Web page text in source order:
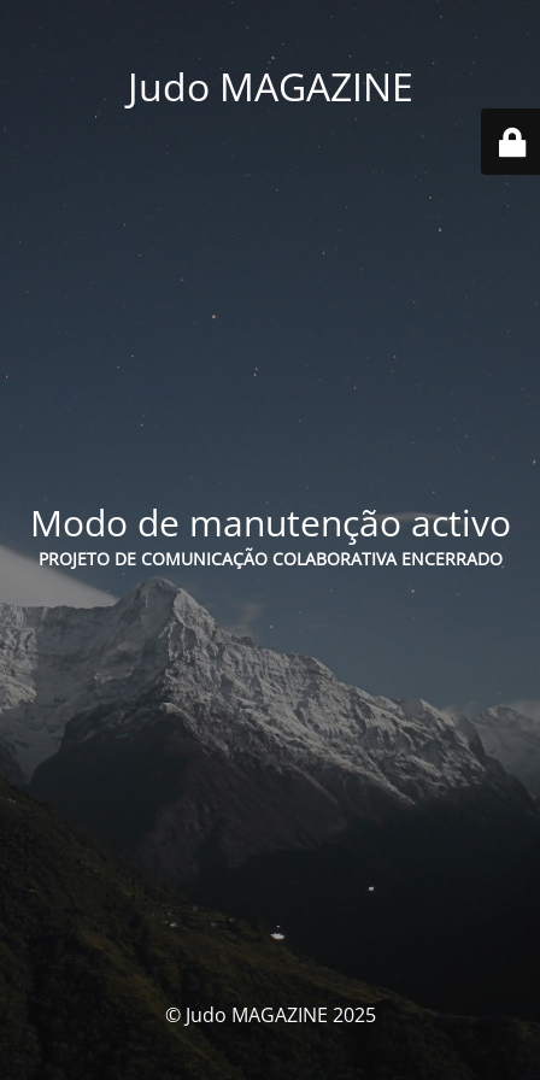
Judo MAGAZINE
Modo de manutenção activo
PROJETO DE COMUNICAÇÃO COLABORATIVA ENCERRADO
© Judo MAGAZINE 2025